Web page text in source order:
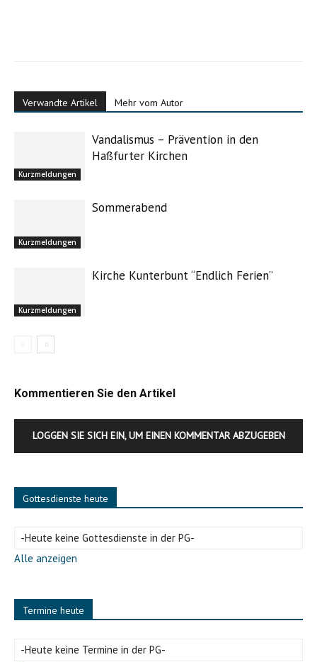
Verwandte Artikel Mehr vom Autor
Kurzmeldungen
Vandalismus – Prävention in den
Haßfurter Kirchen
Kurzmeldungen
Sommerabend
Kurzmeldungen
Kirche Kunterbunt “Endlich Ferien”
Kommentieren Sie den Artikel
LOGGEN SIE SICH EIN, UM EINEN KOMMENTAR ABZUGEBEN
Gottesdienste heute
-Heute keine Gottesdienste in der PG-
Alle anzeigen
Termine heute
-Heute keine Termine in der PG-